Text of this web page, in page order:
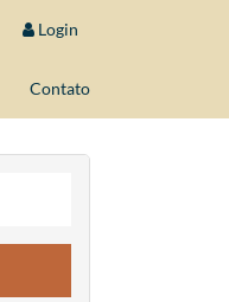
Login
Contato